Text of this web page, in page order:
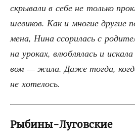
скры­ва­ли в себе не толь­ко
ше­ви­ков. Как и мно­гие дру­гие
ме­на, Нина ссо­ри­лась с
на уро­ках, влюб­ля­лась и
вом — жила. Даже тогда,
не хотелось.
Рыбины-Луговские